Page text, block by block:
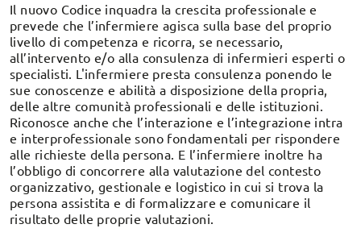
Il nuovo Codice inquadra la crescita professionale e
prevede che l’infermiere agisca sulla base del proprio
livello di competenza e ricorra, se necessario,
all’intervento e/o alla consulenza di infermieri esperti o
specialisti. L'infermiere presta consulenza ponendo le
sue conoscenze e abilità a disposizione della propria,
delle altre comunità professionali e delle istituzioni.
Riconosce anche che l’interazione e l’integrazione intra
e interprofessionale sono fondamentali per rispondere
alle richieste della persona. E l’infermiere inoltre ha
l’obbligo di concorrere alla valutazione del contesto
organizzativo, gestionale e logistico in cui si trova la
persona assistita e di formalizzare e comunicare il
risultato delle proprie valutazioni.